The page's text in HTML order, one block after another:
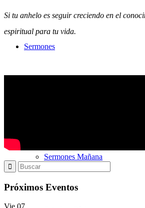
Sermones
Sermones Mañana
Si tu anhelo es seguir creciendo en el
espiritual para tu vida.
Próximos Eventos